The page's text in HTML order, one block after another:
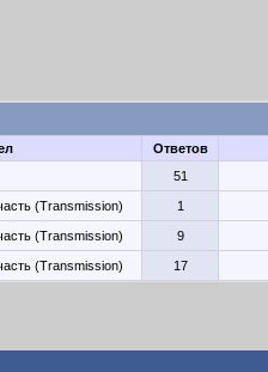
Ответов
51
(Transmission) 1
(Transmission) 9
(Transmission) 17